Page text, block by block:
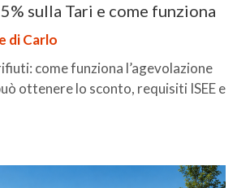
sulla Tari e come funziona
di Carlo
come funziona l’agevolazione
ottenere lo sconto, requisiti ISEE e